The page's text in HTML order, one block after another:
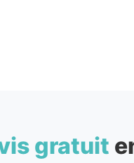
gratuit